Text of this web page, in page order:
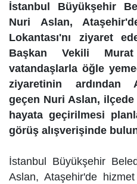
İstanbul Büyükşehir
Nuri Aslan,
Lokantası'nı ziyaret
Başkan Vekili
vatandaşlarla öğle
ziyaretinin ardından
geçen Nuri Aslan,
hayata geçirilmesi
görüş alışverişinde
İstanbul Büyükşehir
Aslan, Ataşehir'de